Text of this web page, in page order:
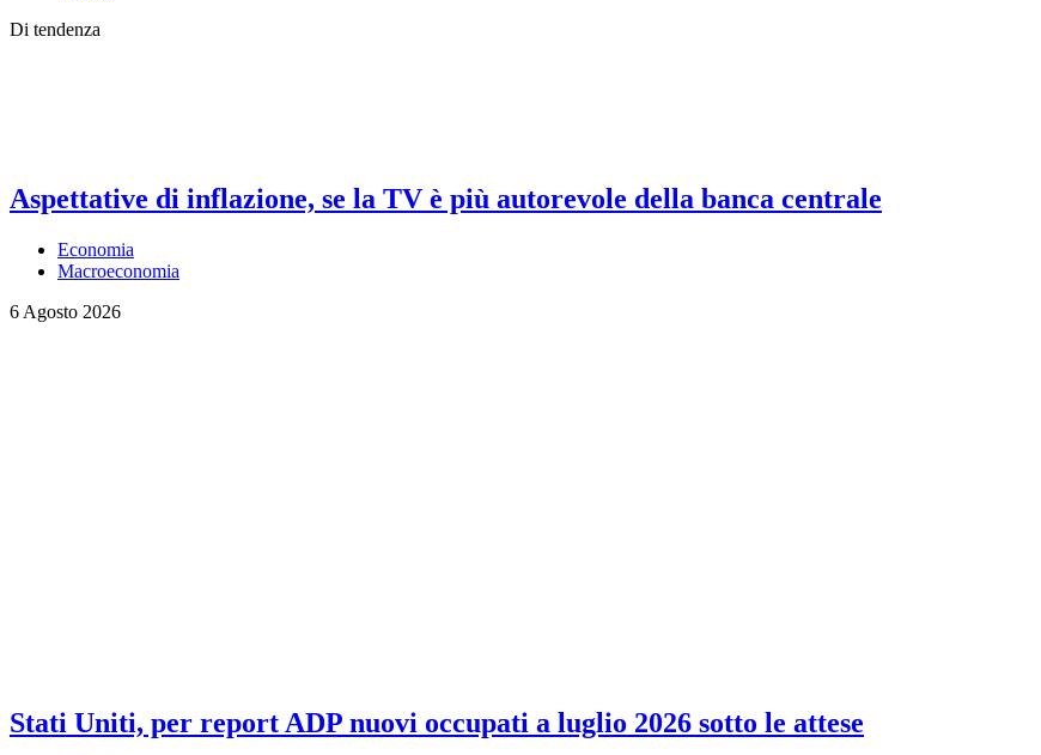
Di tendenza
Aspettative di inflazione, se la TV è più autorevole della banca centrale
Economia
Macroeconomia
6 Agosto 2026
Stati Uniti, per report ADP nuovi occupati a luglio 2026 sotto le attese